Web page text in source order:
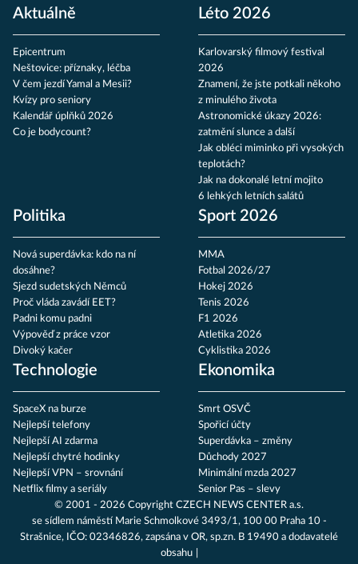
Aktuálně
Epicentrum
Neštovice: příznaky, léčba
V čem jezdí Yamal a Mesii?
Kvízy pro seniory
Kalendář úplňků 2026
Co je bodycount?
Léto 2026
Karlovarský filmový festival
2026
Znamení, že jste potkali někoho
z minulého života
Astronomické úkazy 2026:
zatmění slunce a další
Jak obléci miminko při vysokých
teplotách?
Jak na dokonalé letní mojito
6 lehkých letních salátů
Politika
Nová superdávka: kdo na ní
dosáhne?
Sjezd sudetských Němců
Proč vláda zavádí EET?
Padni komu padni
Výpověď z práce vzor
Divoký kačer
Sport 2026
MMA
Fotbal 2026/27
Hokej 2026
Tenis 2026
F1 2026
Atletika 2026
Cyklistika 2026
Technologie
SpaceX na burze
Nejlepší telefony
Nejlepší AI zdarma
Nejlepší chytré hodinky
Nejlepší VPN – srovnání
Netflix filmy a seriály
Ekonomika
Smrt OSVČ
Spořicí účty
Superdávka – změny
Důchody 2027
Minimální mzda 2027
Senior Pas – slevy
© 2001 - 2026 Copyright CZECH NEWS CENTER a.s.
se sídlem náměstí Marie Schmolkové 3493/1, 100 00 Praha 10 -
Strašnice, IČO: 02346826, zapsána v OR, sp.zn. B 19490 a dodavatelé
obsahu